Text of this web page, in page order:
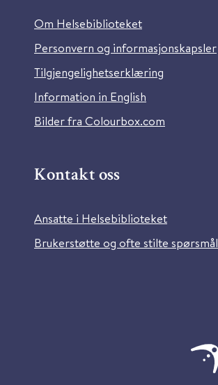
Om Helsebiblioteket
Personvern og informasjonskapsler
Tilgjengelighetserklæring
Information in English
Bilder fra Colourbox.com
Kontakt oss
Ansatte i Helsebiblioteket
Brukerstøtte og ofte stilte spørsmål